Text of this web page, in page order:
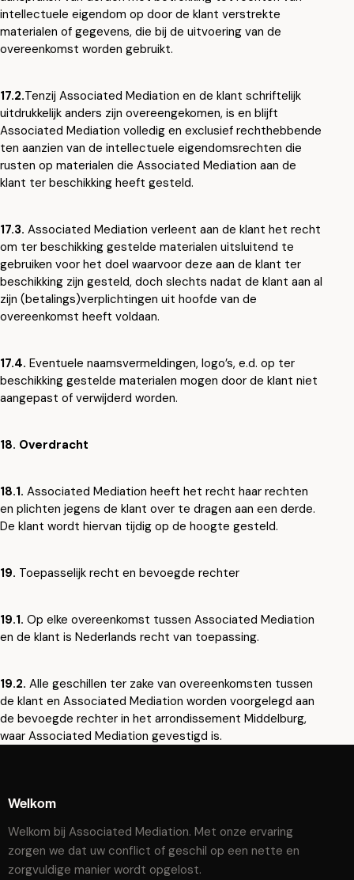
intellectuele eigendom op door de klant verstrekte
materialen of gegevens, die bij de uitvoering van de
overeenkomst worden gebruikt.
17.2.Tenzij Associated Mediation en de klant schriftelijk
uitdrukkelijk anders zijn overeengekomen, is en blijft
Associated Mediation volledig en exclusief rechthebbende
ten aanzien van de intellectuele eigendomsrechten die
rusten op materialen die Associated Mediation aan de
klant ter beschikking heeft gesteld.
17.3. Associated Mediation verleent aan de klant het recht
om ter beschikking gestelde materialen uitsluitend te
gebruiken voor het doel waarvoor deze aan de klant ter
beschikking zijn gesteld, doch slechts nadat de klant aan al
zijn (betalings)verplichtingen uit hoofde van de
overeenkomst heeft voldaan.
17.4. Eventuele naamsvermeldingen, logo’s, e.d. op ter
beschikking gestelde materialen mogen door de klant niet
aangepast of verwijderd worden.
18. Overdracht
18.1. Associated Mediation heeft het recht haar rechten
en plichten jegens de klant over te dragen aan een derde.
De klant wordt hiervan tijdig op de hoogte gesteld.
19. Toepasselijk recht en bevoegde rechter
19.1. Op elke overeenkomst tussen Associated Mediation
en de klant is Nederlands recht van toepassing.
19.2. Alle geschillen ter zake van overeenkomsten tussen
de klant en Associated Mediation worden voorgelegd aan
de bevoegde rechter in het arrondissement Middelburg,
waar Associated Mediation gevestigd is.
Welkom
Welkom bij Associated Mediation. Met onze ervaring
zorgen we dat uw conflict of geschil op een nette en
zorgvuldige manier wordt opgelost.